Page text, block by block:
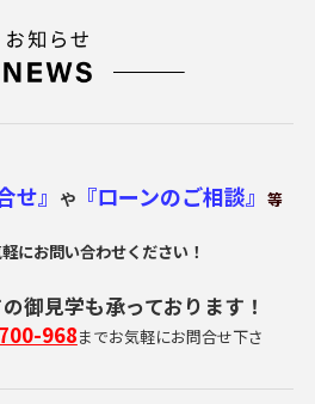
せ』 や『ローンのご相談』 等
にお問い合わせください！
御見学も承っております！
968までお気軽にお問合せ下さ